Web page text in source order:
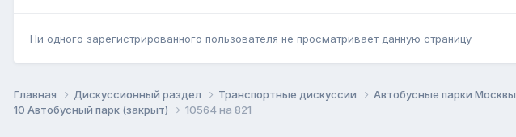
Ни одного зарегистрированного пользователя не просматривает данную страницу
Главная Дискуссионный раздел Транспортные дискуссии Автобусные парки Москвы
10 Автобусный парк (закрыт)
10564 на 821